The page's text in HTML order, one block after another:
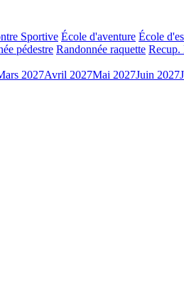
Sportive École d'aventure École
pédestre Randonnée raquette Recup.
2027Avril 2027Mai 2027Juin 2027